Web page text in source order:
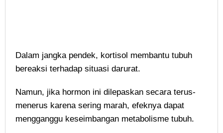
Dalam jangka pendek, kortisol membantu tubuh
bereaksi terhadap situasi darurat.
Namun, jika hormon ini dilepaskan secara terus-
menerus karena sering marah, efeknya dapat
mengganggu keseimbangan metabolisme tubuh.